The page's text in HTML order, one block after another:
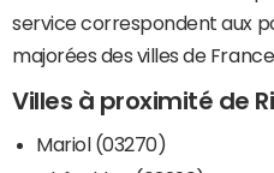
service correspondent aux
majorées des villes de
Villes à proximité de
Mariol (03270)